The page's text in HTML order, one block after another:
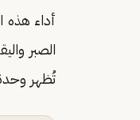
أداء هذه
الصبر
تُظهر